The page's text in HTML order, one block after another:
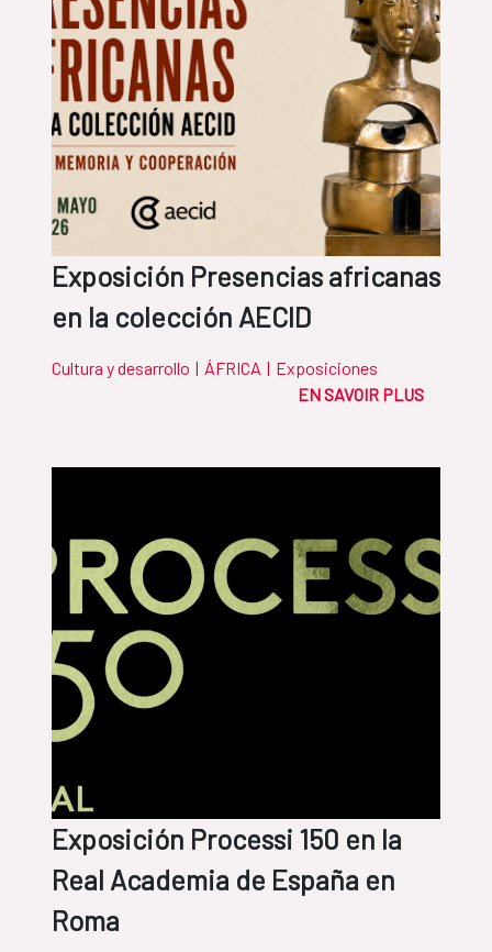
Exposición Presencias africanas
en la colección AECID
Cultura y desarrollo | ÁFRICA | Exposiciones
EN SAVOIR PLUS
Exposición Processi 150 en la
Real Academia de España en
Roma